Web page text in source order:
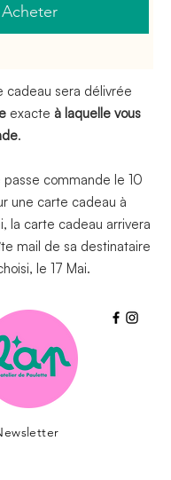
Acheter
cadeau sera délivrée
exacte à laquelle vous
.
commande le 10
une carte cadeau à
la carte cadeau arrivera
mail de sa destinataire
le 17 Mai.